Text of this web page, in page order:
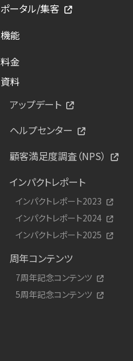
ポータル/集客
機能
料金
資料
アップデート
ヘルプセンター
顧客満足度調査（NPS）
インパクトレポート
インパクトレポート2023
インパクトレポート2024
インパクトレポート2025
周年コンテンツ
7周年記念コンテンツ
5周年記念コンテンツ